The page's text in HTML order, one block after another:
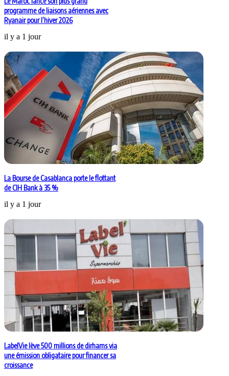
programme de liaisons aériennes avec
Ryanair pour l’hiver 2026
il y a 1 jour
La Bourse de Casablanca porte le flottant
de CIH Bank à 35 %
il y a 1 jour
LabelVie lève 500 millions de dirhams via
une émission obligataire pour financer sa
croissance